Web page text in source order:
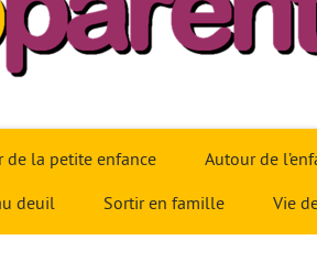
de la petite enfance Autour de
deuil Sortir en famille Vie